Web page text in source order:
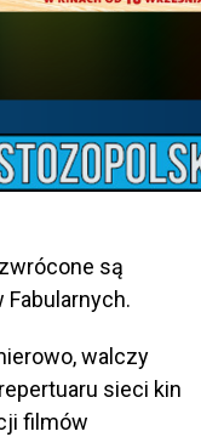
są
walczy
sieci kin
filmów